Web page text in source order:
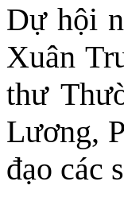
Dự hội
Xuân
thư
Lương,
đạo các